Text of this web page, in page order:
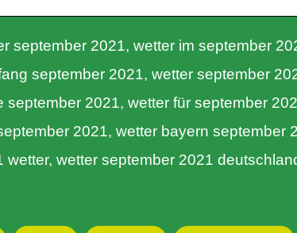
september 2021, wetter im september
september 2021, wetter september
september 2021, wetter für september
2021, wetter bayern
wetter, wetter september 2021